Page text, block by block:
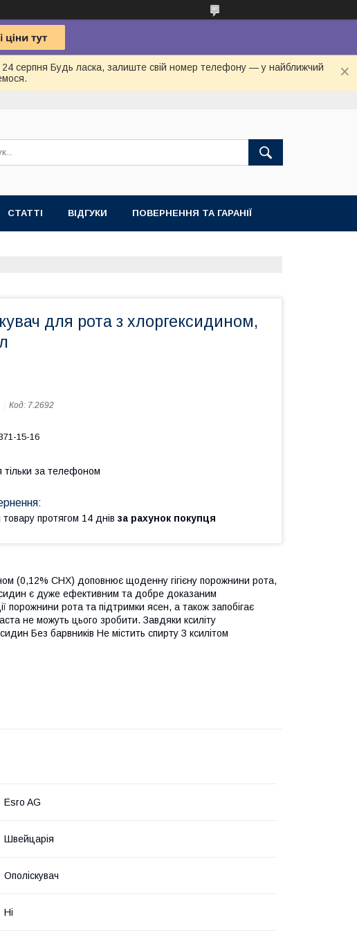
24 серпня Будь ласка, залиште свій номер телефону — у найближчий
СТАТТІ ВІДГУКИ ПОВЕРНЕННЯ ТА ГАРАНІЇ
для рота з хлоргексидином,
Код: 7.2692
15-16
тільки за телефоном
протягом 14 днів за рахунок покупця
(0,12% CHX) доповнює щоденну гігієну порожнини рота,
є дуже ефективним та добре доказаним
порожнини рота та підтримки ясен, а також запобігає
не можуть цього зробити. Завдяки ксиліту
Без барвників Не містить спирту З ксилітом
Esro AG
Швейцарія
Ополіскувач
Ні